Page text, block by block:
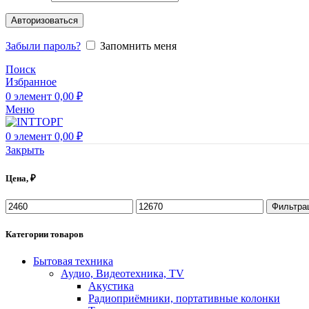
Авторизоваться
Забыли пароль?
Запомнить меня
Поиск
Избранное
0 элемент 0,00 ₽
Меню
0 элемент 0,00 ₽
Закрыть
Цена, ₽
Категории товаров
Бытовая техника
Аудио, Видеотехника, TV
Акустика
Радиоприёмники, портативные колонки